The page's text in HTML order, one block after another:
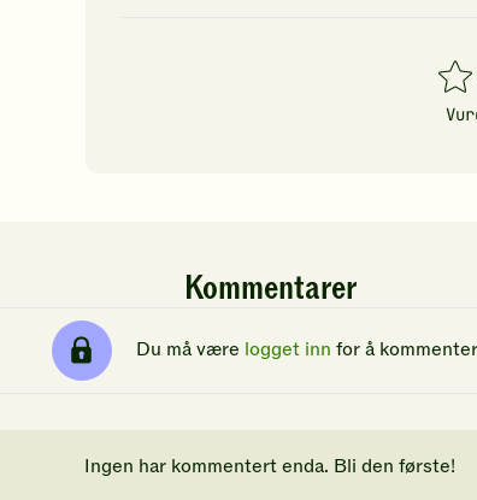
1
Kommentarer
Du må være logget inn for å
Ingen har kommentert enda. Bli den første!